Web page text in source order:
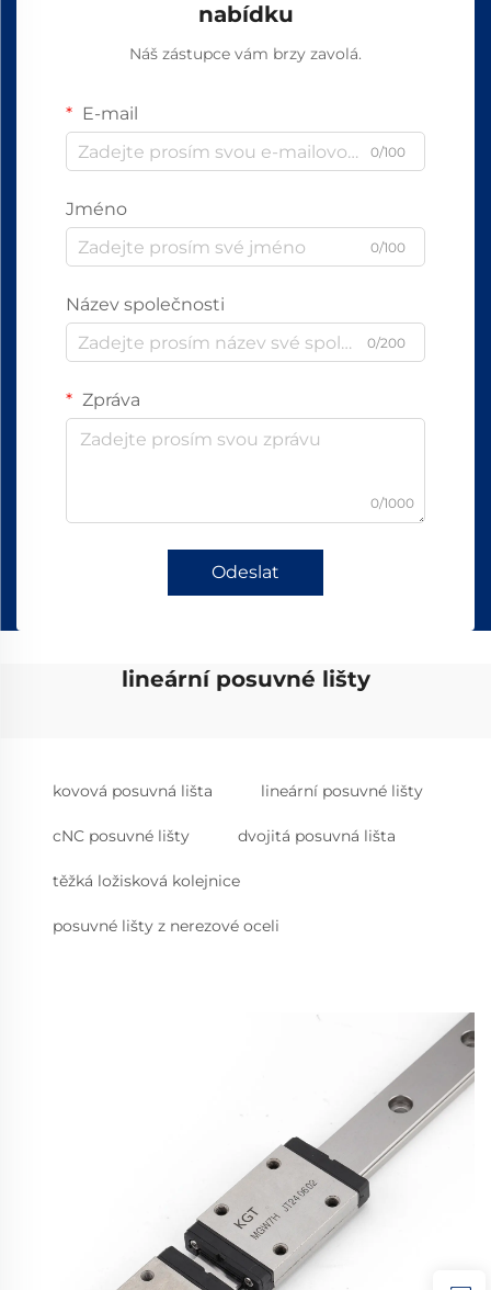
nabídku
Náš zástupce vám brzy zavolá.
E-mail
0/100
Jméno
0/100
Název společnosti
0/200
Zpráva
0/1000
Odeslat
lineární posuvné lišty
kovová posuvná lišta lineární posuvné lišty
cNC posuvné lišty dvojitá posuvná lišta
těžká ložisková kolejnice
posuvné lišty z nerezové oceli